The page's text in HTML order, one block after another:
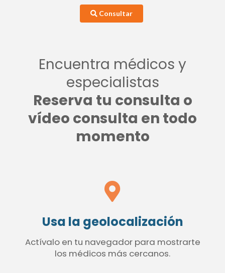
Consultar
Encuentra médicos y
especialistas
Reserva tu consulta o
vídeo consulta en todo
momento
Usa la geolocalización
Actívalo en tu navegador para mostrarte
los médicos más cercanos.